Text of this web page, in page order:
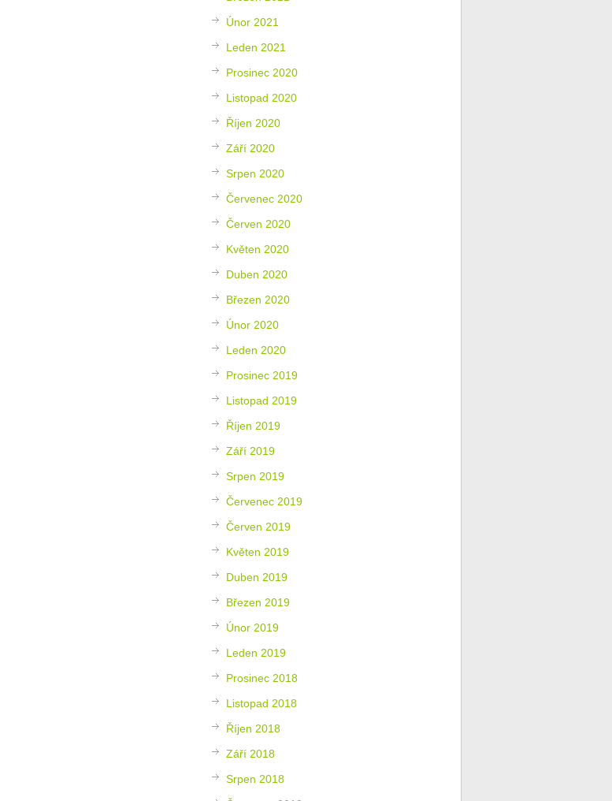
Únor 2021
Leden 2021
Prosinec 2020
Listopad 2020
Říjen 2020
Září 2020
Srpen 2020
Červenec 2020
Červen 2020
Květen 2020
Duben 2020
Březen 2020
Únor 2020
Leden 2020
Prosinec 2019
Listopad 2019
Říjen 2019
Září 2019
Srpen 2019
Červenec 2019
Červen 2019
Květen 2019
Duben 2019
Březen 2019
Únor 2019
Leden 2019
Prosinec 2018
Listopad 2018
Říjen 2018
Září 2018
Srpen 2018